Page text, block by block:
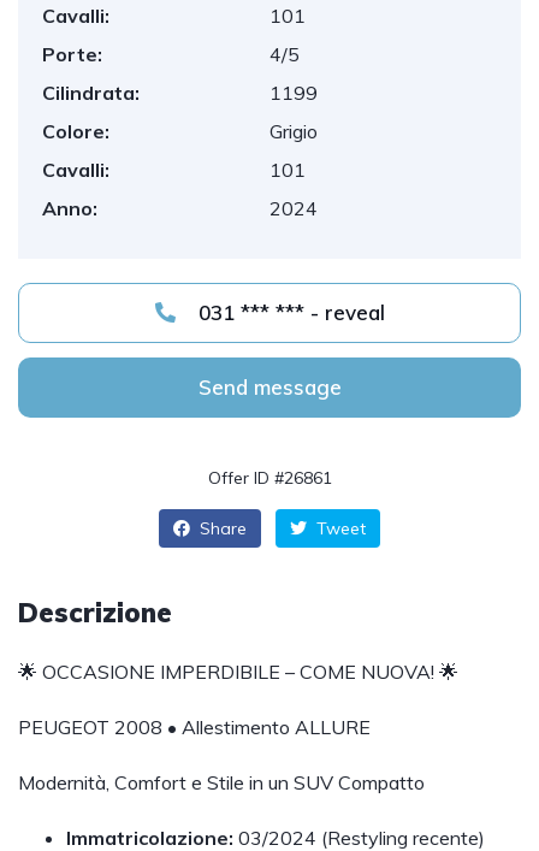
Cavalli:
101
Porte:
4/5
Cilindrata:
1199
Colore:
Grigio
Cavalli:
101
Anno:
2024
031 *** *** - reveal
Send message
Offer ID #26861
Share Tweet
Descrizione
🌟 OCCASIONE IMPERDIBILE – COME NUOVA! 🌟
PEUGEOT 2008 • Allestimento ALLURE
Modernità, Comfort e Stile in un SUV Compatto
Immatricolazione: 03/2024 (Restyling recente)